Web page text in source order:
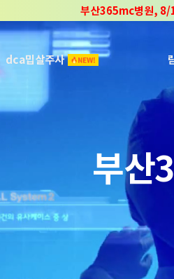
부산365mc병원, 8/
부산365mc병원, 2년
2025 "부산365mc 보
dca밉살주사
부산